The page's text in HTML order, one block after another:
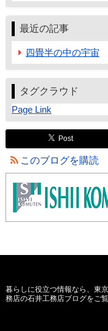
最近の記事
四畳半の中の宇宙
タグクラウド
Page Link
Post
このブログを購読
暮らしに役立つ情報なら、 東
務店の石井工務店ブログをご